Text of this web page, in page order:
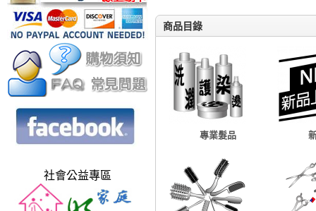
社會公益專區
商品目錄
專業髮品